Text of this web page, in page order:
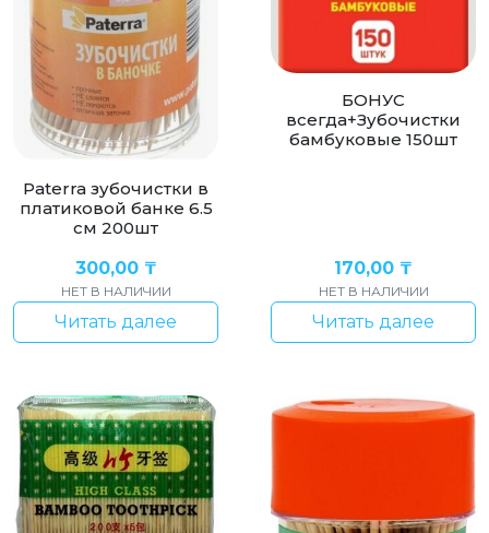
Paterra зубочистки в
платиковой банке 6.5
см 200шт
300,00 ₸
НЕТ В НАЛИЧИИ
Читать далее
БОНУС
всегда+Зубочистки
бамбуковые 150шт
170,00 ₸
НЕТ В НАЛИЧИИ
Читать далее